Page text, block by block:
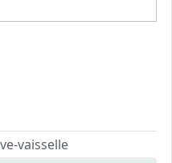
et tout équipé.
vaisselle